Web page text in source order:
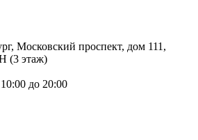
Московский проспект, дом 111,
(3 этаж)
10:00 до 20:00